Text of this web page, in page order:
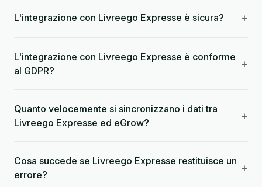
L'integrazione con Livreego Expresse è sicura? +
L'integrazione con Livreego Expresse è conforme
al GDPR?
+
Quanto velocemente si sincronizzano i dati tra
Livreego Expresse ed eGrow?
+
Cosa succede se Livreego Expresse restituisce un
errore?
+